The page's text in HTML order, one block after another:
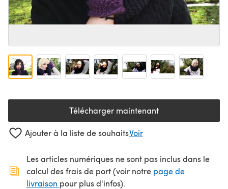
Télécharger maintenant(s'ouvre dans un nouvel
Ajouter à la liste de souhaitsVoir
Les articles numériques ne sont pas inclus dans le
calcul des frais de port (voir notre page de
livraison (s'ouvre dans un nouvel onglet)
pour plus d'infos).